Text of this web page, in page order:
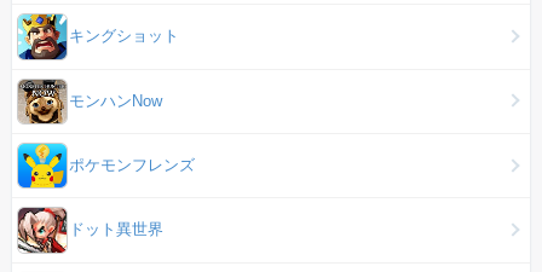
キングショット
モンハンNow
ポケモンフレンズ
ドット異世界